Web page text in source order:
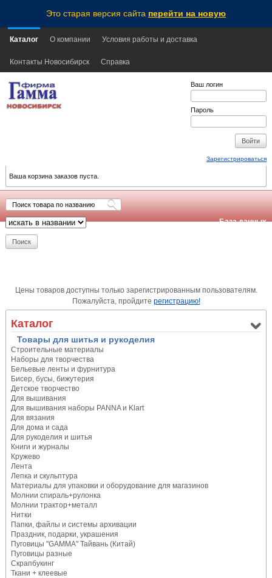
Это старая версия сайта перейти на новую
Каталог О компании Условия работы и доставка
Контакты Новосибирск Справка
Ваш логин
Пароль
Зарегистрироваться
Ваша корзина заказов пуста.
База данных
Цены товаров доступны только зарегистрированным пользователям.
Пожалуйста, пройдите регистрацию!
Каталог
Товары для шитья и рукоделия
Строительные материалы
Наборы для творчества
Бельевые ленты и фурнитура
Бисер, бусы, бижутерия
Детское творчество
Для вышивания
Для вышивания наборы PANNA и Klart
Для вязания
Для дома и сада
Для рукоделия и шитья
Книги и журналы
Кружево
Лента
Лепка и скульптура
Материалы для упаковки и оборудование для магазинов
Молнии спираль+рулонка
Молнии трактор+металл
Нитки
Папки, файлы и системы архивации
Праздник, подарки, украшения
Пуговицы "GAMMA" Тайвань (Китай)
Пуговицы разные
Скрапбукинг
Ткани + клеевые